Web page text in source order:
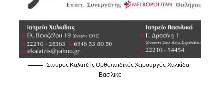
Σταύρος Καλατζής Ορθοπαιδικός Χειρουργός, Χαλκίδα -
Βασιλικό